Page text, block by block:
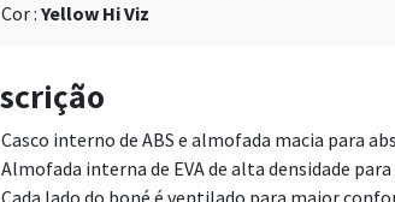
Cor: Yellow Hi Viz
Casco interno de ABS e almofada macia para
Almofada interna de EVA de alta densidade